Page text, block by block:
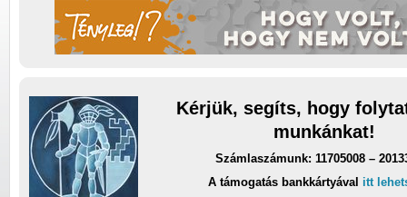
Kérjük, segíts, hogy
munkánkat!
Számlaszámunk: 11705008 –
A támogatás bankkártyával itt